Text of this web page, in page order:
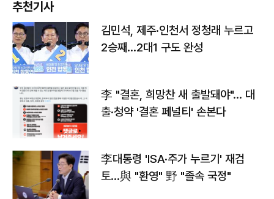
추천기사
김민석, 제주·인천서 정청래 누르고
2승째…2대1 구도 완성
李 "결혼, 희망찬 새 출발돼야"… 대
출·청약 '결혼 페널티' 손본다
李대통령 'ISA·주가 누르기' 재검
토…與 "환영" 野 "졸속 국정"